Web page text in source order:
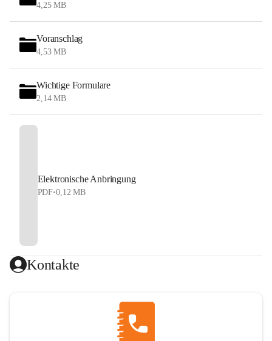
4,25 MB
Voranschlag
4,53 MB
Wichtige Formulare
2,14 MB
Elektronische Anbringung
PDF•0,12 MB
Kontakte